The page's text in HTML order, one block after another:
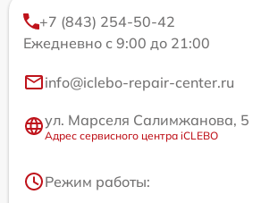
+7 (843) 254-50-42
Ежедневно с 9:00 до 21:00
info@iclebo-repair-center.ru
ул. Марселя Салимжанова, 5
Адрес сервисного центра iCLEBO
Режим работы: